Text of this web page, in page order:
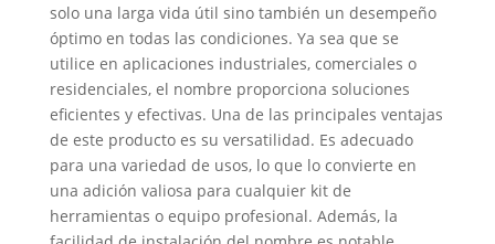
solo una larga vida útil sino también un desempeño
óptimo en todas las condiciones. Ya sea que se
utilice en aplicaciones industriales, comerciales o
residenciales, el nombre proporciona soluciones
eficientes y efectivas. Una de las principales ventajas
de este producto es su versatilidad. Es adecuado
para una variedad de usos, lo que lo convierte en
una adición valiosa para cualquier kit de
herramientas o equipo profesional. Además, la